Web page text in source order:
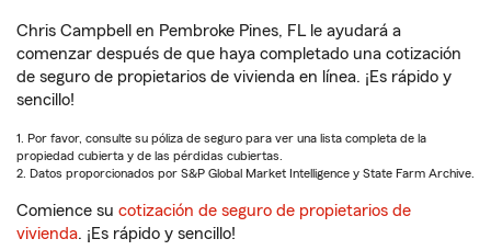
Chris Campbell en Pembroke Pines, FL le ayudará a
comenzar después de que haya completado una cotización
de seguro de propietarios de vivienda en línea. ¡Es rápido y
sencillo!
1. Por favor, consulte su póliza de seguro para ver una lista completa de la
propiedad cubierta y de las pérdidas cubiertas.
2. Datos proporcionados por S&P Global Market Intelligence y State Farm Archive.
Comience su cotización de seguro de propietarios de
vivienda. ¡Es rápido y sencillo!